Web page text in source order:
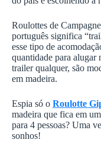
Roulottes de
português significa
esse tipo de
quantidade para alugar
trailer qualquer, são
em madeira.
Espia só o Roulotte
madeira que fica em
para 4 pessoas? Uma
sonhos!